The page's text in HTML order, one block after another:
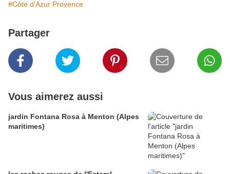
#Côte d'Azur Provence
Partager
Vous aimerez aussi
jardin Fontana Rosa à Menton (Alpes
maritimes)